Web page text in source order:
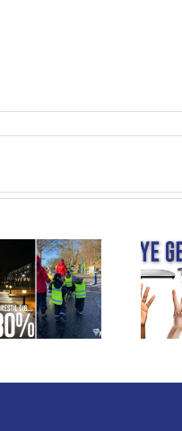
Nye
generationer af
Prisma Light